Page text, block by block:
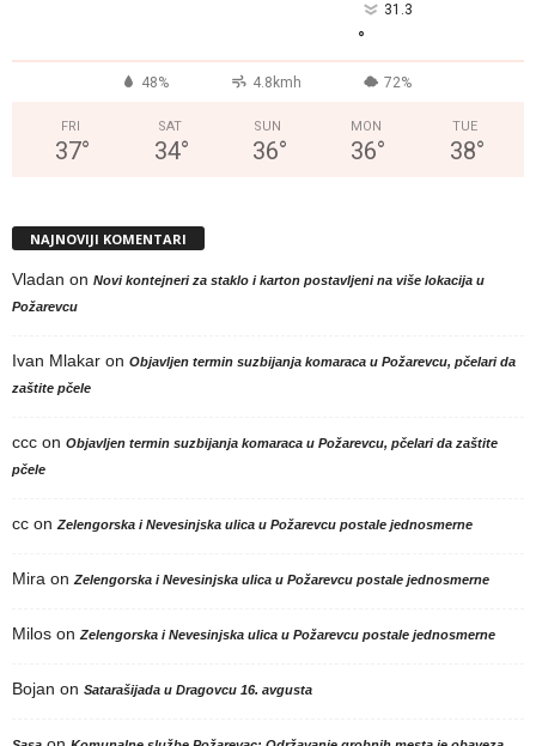
31.3
°
48% 4.8kmh 72%
FRI
37°
SAT
34°
SUN
36°
MON
36°
TUE
38°
NAJNOVIJI KOMENTARI
Vladan on Novi kontejneri za staklo i karton postavljeni na više lokacija u
Požarevcu
Ivan Mlakar on Objavljen termin suzbijanja komaraca u Požarevcu, pčelari da
zaštite pčele
ccc on Objavljen termin suzbijanja komaraca u Požarevcu, pčelari da zaštite
pčele
cc on Zelengorska i Nevesinjska ulica u Požarevcu postale jednosmerne
Mira on Zelengorska i Nevesinjska ulica u Požarevcu postale jednosmerne
Milos on Zelengorska i Nevesinjska ulica u Požarevcu postale jednosmerne
Bojan on Satarašijada u Dragovcu 16. avgusta